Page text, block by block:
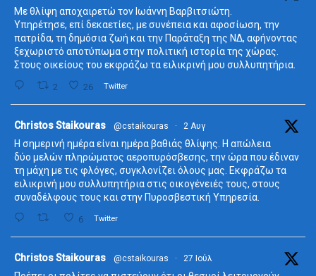
Με θλίψη αποχαιρετώ τον Ιωάννη Βαρβιτσιώτη.
Υπηρέτησε, επί δεκαετίες, με συνέπεια και αφοσίωση, την
πατρίδα, τη δημόσια ζωή και την Παράταξη της ΝΔ, αφήνοντας
ξεχωριστό αποτύπωμα στην πολιτική ιστορία της χώρας.
Στους οικείους του εκφράζω τα ειλικρινή μου συλλυπητήρια.
2 26 Twitter
Christos Staikouras @cstaikouras · 2 Αυγ
Η σημερινή ημέρα είναι ημέρα βαθιάς θλίψης. Η απώλεια
δύο μελών πληρώματος αεροπυρόσβεσης, την ώρα που έδιναν
τη μάχη με τις φλόγες, συγκλονίζει όλους μας. Εκφράζω τα
ειλικρινή μου συλλυπητήρια στις οικογένειές τους, στους
συναδέλφους τους και στην Πυροσβεστική Υπηρεσία.
6 Twitter
Christos Staikouras @cstaikouras · 27 Ιούλ